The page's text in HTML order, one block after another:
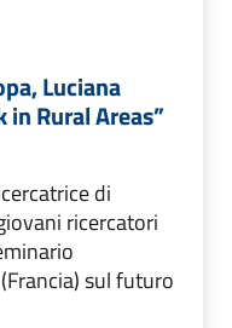
Luciana
Rural Areas”
di
ricercatori
sul futuro